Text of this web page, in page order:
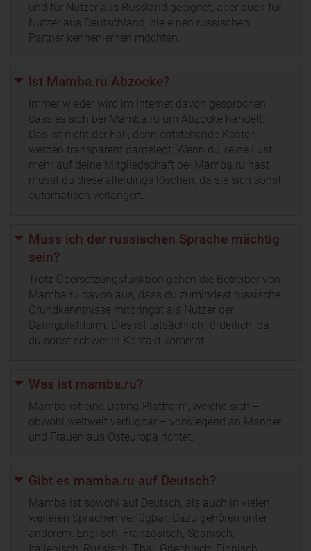
und für Nutzer aus Russland geeignet, aber auch für
Nutzer aus Deutschland, die einen russischen
Partner kennenlernen möchten.
Ist Mamba.ru Abzocke?
Immer wieder wird im Internet davon gesprochen,
dass es sich bei Mamba.ru um Abzocke handelt.
Das ist nicht der Fall, denn entstehende Kosten
werden transparent dargelegt. Wenn du keine Lust
mehr auf deine Mitgliedschaft bei Mamba.ru hast
musst du diese allerdings löschen, da sie sich sonst
automatisch verlängert.
Muss ich der russischen Sprache mächtig
sein?
Trotz Übersetzungsfunktion gehen die Betreiber von
Mamba.ru davon aus, dass du zumindest russische
Grundkenntnisse mitbringst als Nutzer der
Datingplattform. Dies ist tatsächlich förderlich, da
du sonst schwer in Kontakt kommst.
Was ist mamba.ru?
Mamba ist eine Dating-Plattform, welche sich –
obwohl weltweit verfügbar – vorwiegend an Männer
und Frauen aus Osteuropa richtet.
Gibt es mamba.ru auf Deutsch?
Mamba ist sowohl auf Deutsch, als auch in vielen
weiteren Sprachen verfügbar. Dazu gehören unter
anderem: Englisch, Französisch, Spanisch,